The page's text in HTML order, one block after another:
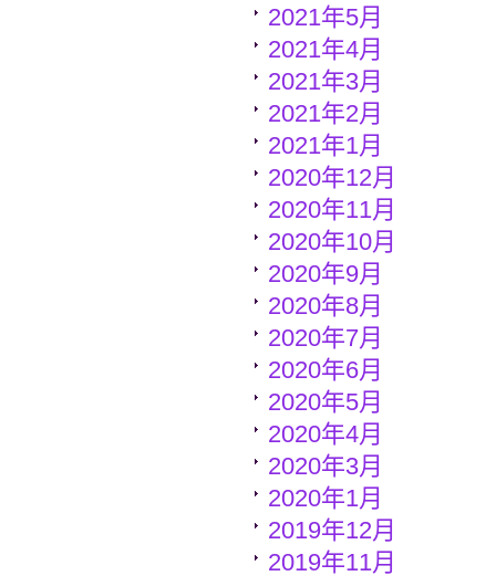
2021年5月
2021年4月
2021年3月
2021年2月
2021年1月
2020年12月
2020年11月
2020年10月
2020年9月
2020年8月
2020年7月
2020年6月
2020年5月
2020年4月
2020年3月
2020年1月
2019年12月
2019年11月